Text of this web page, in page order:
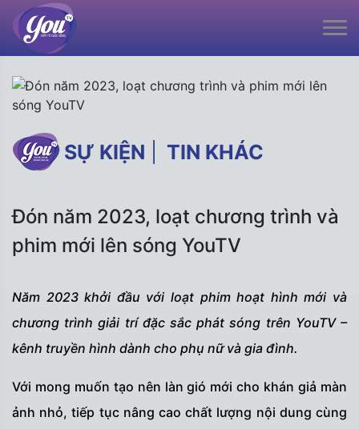
SỰ KIỆN TIN KHÁC
Đón năm 2023, loạt chương trình và
phim mới lên sóng YouTV
Năm 2023 khởi đầu với loạt phim hoạt hình mới và
chương trình giải trí đặc sắc phát sóng trên YouTV –
kênh truyền hình dành cho phụ nữ và gia đình.
Với mong muốn tạo nên làn gió mới cho khán giả màn
ảnh nhỏ, tiếp tục nâng cao chất lượng nội dung cùng